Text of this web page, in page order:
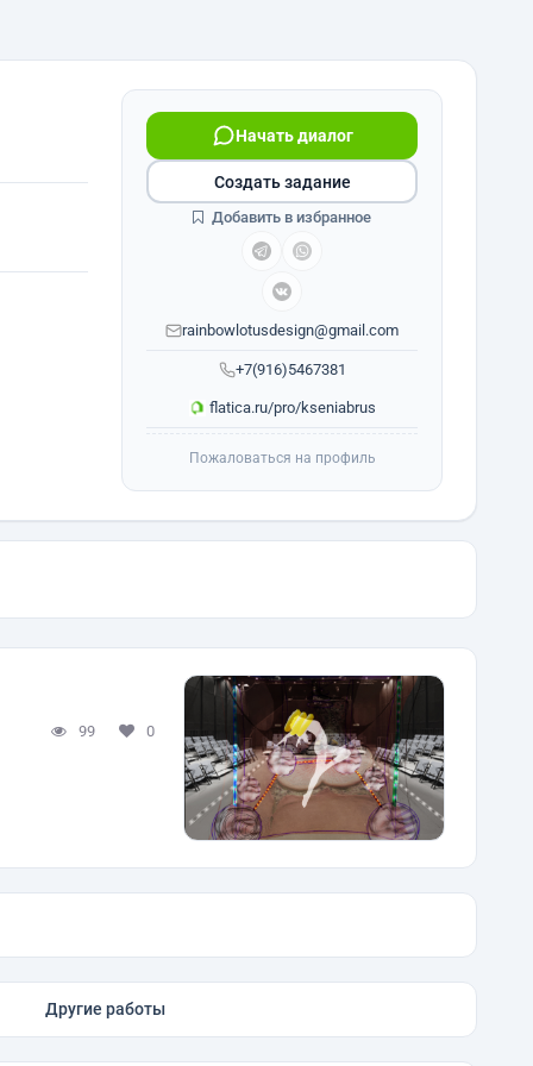
+7(916)5467381
Начать диалог
rainbowlotusdesign@gmail.com
flatica.ru/pro/kseniabrus
Создать задание
Добавить в избранное
Пожаловаться на профиль
99 0
Другие работы